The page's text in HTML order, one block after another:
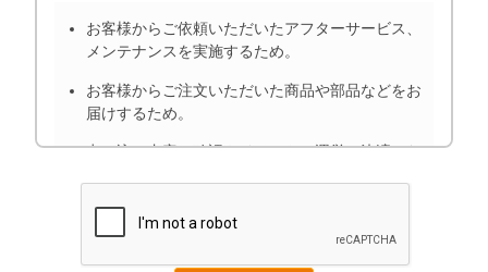
お客様からご依頼いただいたアフターサービス、
メンテナンスを実施するため。
お客様からご注文いただいた商品や部品などをお
届けするため。
申し込み内容の確認やイベントの運営、決済のた
お問合せ内容の回答のため（状況確認、調査、回
答など）